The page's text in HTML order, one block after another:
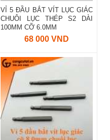
VỈ 5 ĐẦU BẮT VÍT LỤC GIÁC
CHUÔI LỤC THÉP S2 DÀI
100MM CỠ 6.0MM
68 000 VND